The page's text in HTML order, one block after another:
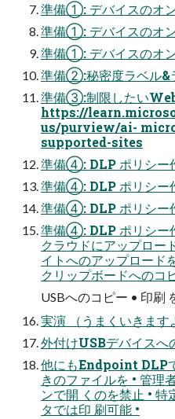
準備①: デバイスのオ
準備①: デバイスのオ
準備①: デバイスのオ
準備②:秘密度ラベル&
準備③:制限したい
https://
us/purview/ai-
supported-sites
準備④: DLP ポリシー
準備④: DLP ポリシー
準備④: DLP ポリシー
準備④: DLP ポリシー
クラウドにアップロ
イトへのアップロード
クリップボードへのコ
USBへのコピー • 印刷
実演 （うまくいきます
外付けUSBデバイスへ
他にもEndpoint DLP
きのファイルを • 管理
ンで開 くのを禁止 •
タでは印 刷可能 •